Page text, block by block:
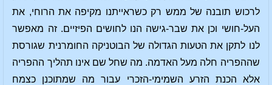
לרכוש תובנה של ממש רק כשראייתנו מקיפה את הרוחי, את
העל-חושי וכן את שבר-גישה הנו לחושים הפיזיים. זה מאפשר
לנו לתקן את הטעות הגדולה של הבוטניקה החומרנית שגורסת
שההפריה חלה מעל האדמה. מה שחל שם אינו תהליך ההפריה
אלא הכנת הזרע השמימי-הזכרי עבור מה שמתוכנן כצמח